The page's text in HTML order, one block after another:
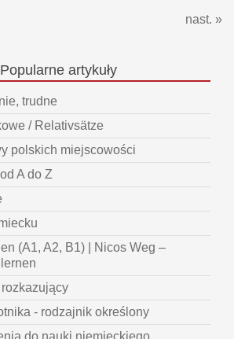
nast. »
Popularneartykuły
trudne
/ Relativsätze
polskich miejscowości
A do Z
(A1, A2, B1) | Nicos Weg –
- rodzajnik określony